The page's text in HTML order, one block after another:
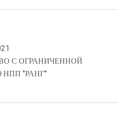
С ОГРАНИЧЕННОЙ
"РАНГ"